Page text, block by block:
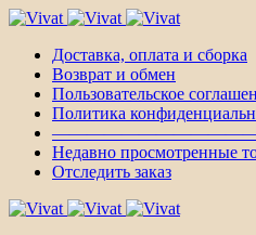
Доставка, оплата и сборка
Возврат и обмен
Пользовательское
Политика
Недавно просмотренные
Отследить заказ